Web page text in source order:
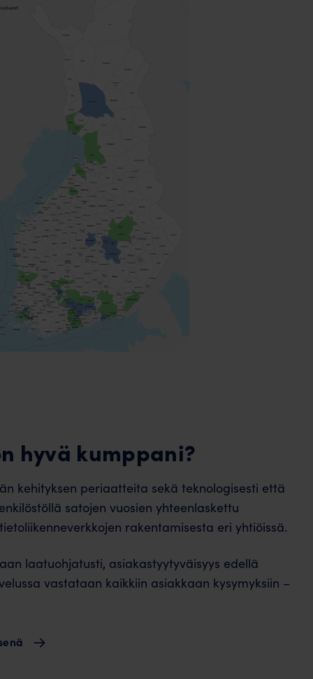
hyvä kumppani?
kehityksen periaatteita sekä teknologisesti että
satojen vuosien yhteenlaskettu
rakentamisesta eri yhtiöissä​​.
laatuohjatusti, asiakastyytyväisyys edellä​
vastataan kaikkiin asiakkaan kysymyksiin –